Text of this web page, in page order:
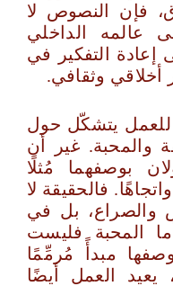
فإن النصوص لا
عالمه الداخلي
التفكير في
وثقافي.
للعمل يتشكّل حول
والمحبة. غير أن
بوصفهما مُثلًا
فالحقيقة لا
والصراع، بل في
المحبة فليست
مبدأً مُرمِّمًا
يعيد العمل أيضًا